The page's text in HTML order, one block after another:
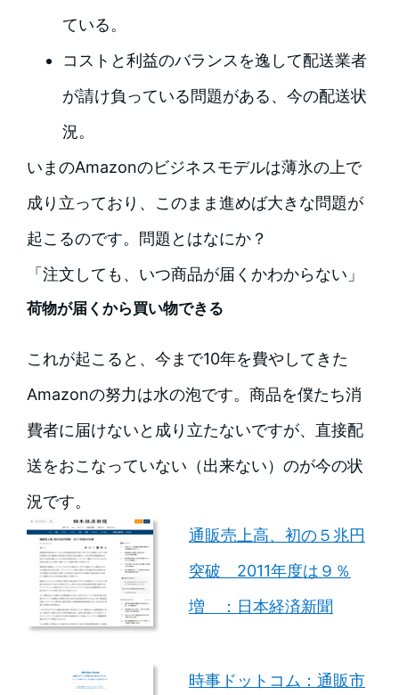
ている。
コストと利益のバランスを逸して配送業者
が請け負っている問題がある、今の配送状
況。
いまのAmazonのビジネスモデルは薄氷の上で
成り立っており、このまま進めば大きな問題が
起こるのです。問題とはなにか？
「注文しても、いつ商品が届くかわからない」
荷物が届くから買い物できる
これが起こると、今まで10年を費やしてきた
Amazonの努力は水の泡です。商品を僕たち消
費者に届けないと成り立たないですが、直接配
送をおこなっていない（出来ない）のが今の状
況です。
通販売上高、初の５兆円
突破 2011年度は９％
増 ：日本経済新聞
時事ドットコム：通販市